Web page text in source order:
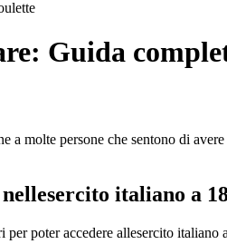
Guida
a molte persone che sentono di
italiano a
poter accedere allesercito italiano